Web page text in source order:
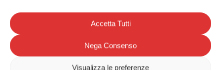
Accetta Tutti
Nega Consenso
Visualizza le preferenze
Abbigliamento motociclista
Accessori auto